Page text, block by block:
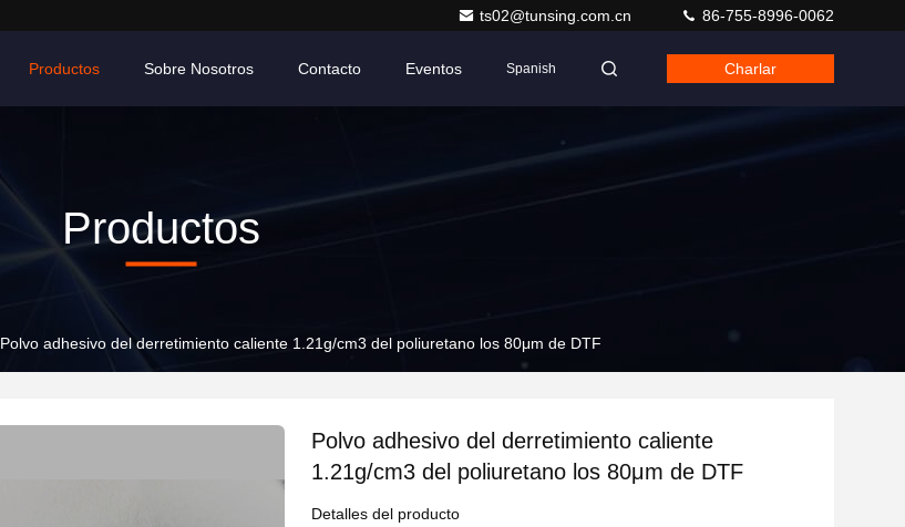
ts02@tunsing.com.cn 86-755-8996-0062
Productos Sobre Nosotros Contacto Eventos Spanish Charlar
Productos
Polvo adhesivo del derretimiento caliente 1.21g/cm3 del poliuretano los 80μm de DTF
Polvo adhesivo del derretimiento caliente
1.21g/cm3 del poliuretano los 80μm de DTF
Detalles del producto